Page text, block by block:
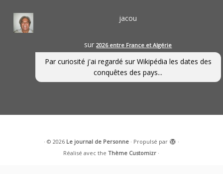
jacou
sur2026 entre France et Algérie
Par curiosité j'ai regardé sur Wikipédia les dates des
conquêtes des pays...
· © 2026 Le journal de Personne· Propulsé par
·
Réalisé avec theThème Customizr ·